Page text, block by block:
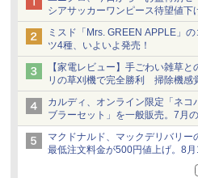
シアサッカーワンピース待望値下
ショーツは1990円に
ミスド「Mrs. GREEN APPLE」
ツ4種、いよいよ発売！
【家電レビュー】手ごわい雑草と
リの草刈機で完全勝利 掃除機感
カルディ、オンライン限定「ネコ
ブラーセット」を一般販売。7月
当選無効分
マクドナルド、マックデリバリー
最低注文料金が500円値上げ。8月